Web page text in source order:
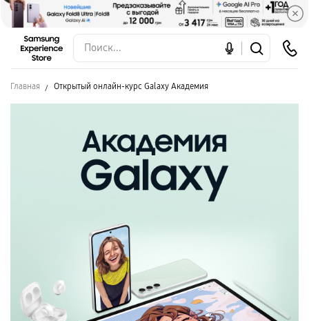
Главная Открытый онлайн-курс Galaxy Академия